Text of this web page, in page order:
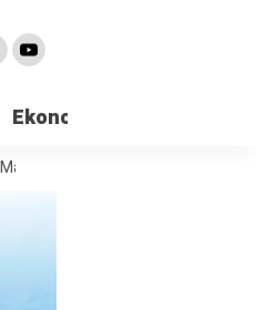
Ekonomi
Manajemen Stres dan